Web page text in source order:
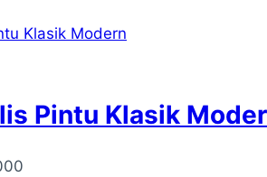
Pintu Klasik